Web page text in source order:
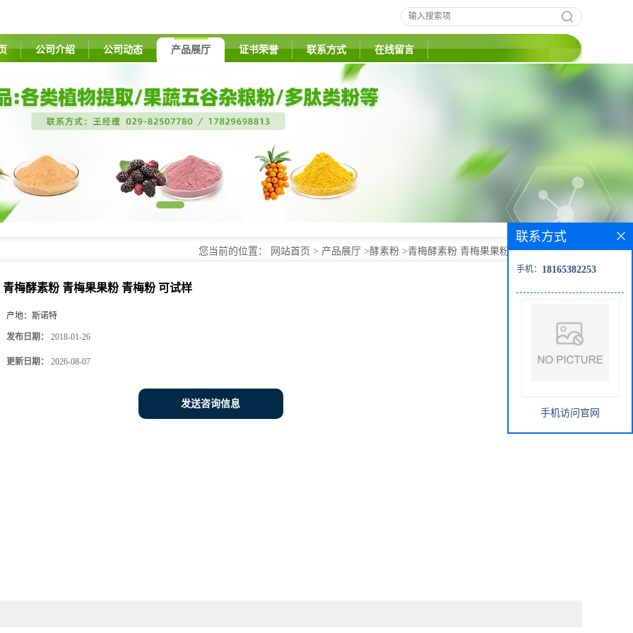
公司介绍 公司动态 产品展厅 证书荣誉 联系方式 在线留言
您当前的位置： 网站首页 > 产品展厅 >酵素粉 >青梅酵素粉 青梅果果粉 青梅粉 可试样
青梅酵素粉 青梅果果粉 青梅粉 可试样
产地： 斯诺特
发布日期： 2018-01-26
更新日期： 2026-08-07
发送咨询信息
联系方式
手机： 18165382253
手机访问官网